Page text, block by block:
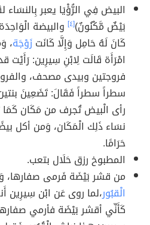
البيض فِي الرُّؤْيَا يعبر
بَيْضٌ مَّكْنُونٌ)[٤] والبيضة
كَانَ لَهُ حَامِل وَإِلَّا كَانَتزَوْجَة،
امْرَأَة قَالَت لِابْنِ سِيرِين:
فروجتين وبيدى مصحف،
سطراً سطراً فَقَالَ: تَضَعِينَ
رأى الْبيض تُجرف من مَكَان كَمَا
نسَاء ذَلِك الْمَكَان، وَمن أكل
حَرَامًا.
المطبوخ رزق حَلَال بتعب.
من قشر بَيْضَة فَرمى صفارها،
الْقبُور،لما روى عَن ابْن سِيرِين
كَأَنِّي أقشر بَيْضَة فأرمي